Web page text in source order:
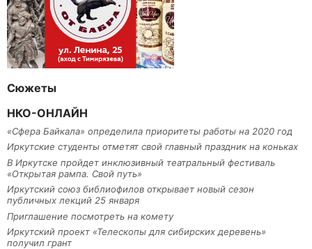
Сюжеты
НКО-ОНЛАЙН
«Сфера Байкала» определила приоритеты работы на 2020 год
Иркутские студенты отметят свой главный праздник на коньках
В Иркутске пройдет инклюзивный театральный фестиваль
«Открытая рампа. Свой путь»
Иркутский союз библиофилов открывает новый сезон
публичных лекций 25 января
Приглашение посмотреть на комету
Иркутский проект «Телескопы для сибирских деревень»
получил грант